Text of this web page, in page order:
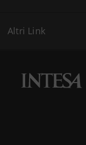
Altri Link